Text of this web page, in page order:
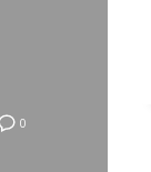
0